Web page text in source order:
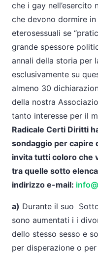
che i gay
che devono dormire
eterosessuali se
grande spessore
annali della storia per
esclusivamente su
almeno 30
della nostra
tanto interesse per il
Radicale Certi Diritti
sondaggio per capire
invita tutti coloro che
tra quelle sotto
indirizzo e-mail:
a) Durante il suo
sono aumentati i i
dello stesso sesso e
per disperazione o